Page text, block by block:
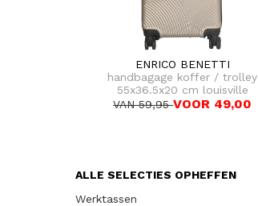
ENRICO BENETTI
handbagage koffer / trolley
55x36.5x20 cm louisville
VAN 59,95VOOR 49,00
ALLE SELECTIES OPHEFFEN
Werktassen